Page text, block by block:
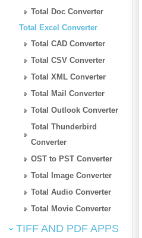
Total Doc Converter
Total Excel Converter
Total CAD Converter
Total CSV Converter
Total XML Converter
Total Mail Converter
Total Outlook Converter
Total Thunderbird
Converter
OST to PST Converter
Total Image Converter
Total Audio Converter
Total Movie Converter
TIFF AND PDF APPS